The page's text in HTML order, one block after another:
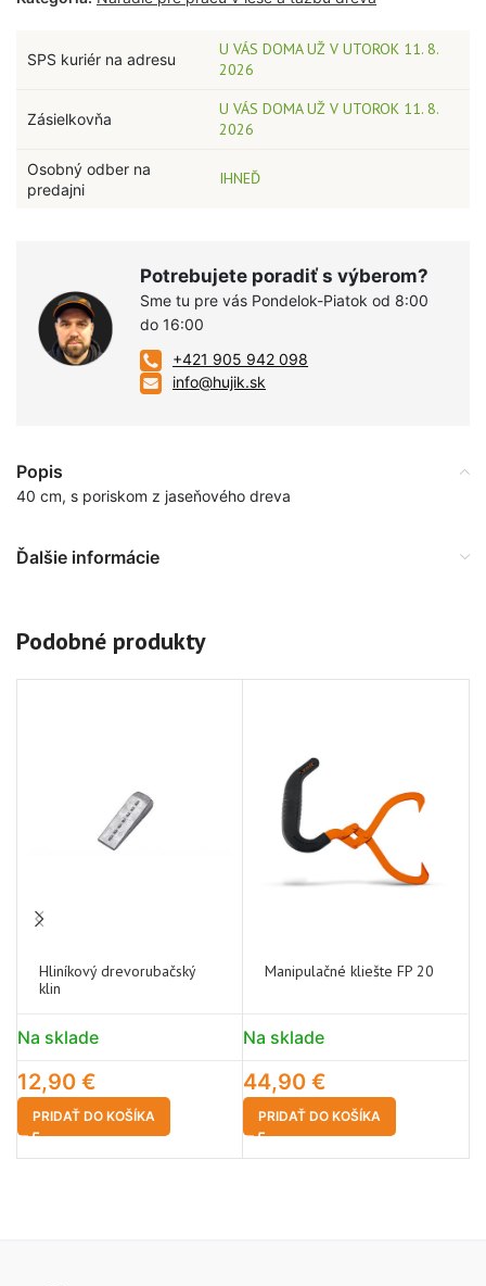
SPS kuriér na adresu
U VÁS DOMA UŽ V UTOROK 11. 8.
2026
Zásielkovňa
U VÁS DOMA UŽ V UTOROK 11. 8.
2026
Osobný odber na
predajni
IHNEĎ
Potrebujete poradiť s výberom?
Sme tu pre vás Pondelok-Piatok od 8:00
do 16:00
+421 905 942 098
info@hujik.sk
Popis
40 cm, s poriskom z jaseňového dreva
Ďalšie informácie
Podobné produkty
Hliníkový drevorubačský
klin
Na sklade
12,90 €
PRIDAŤ DO KOŠÍKA
Manipulačné kliešte FP 20
Na sklade
44,90 €
PRIDAŤ DO KOŠÍKA